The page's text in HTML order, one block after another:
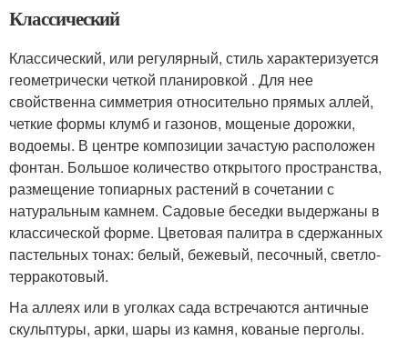
Классический
Классический, или регулярный, стиль характеризуется
геометрически четкой планировкой . Для нее
свойственна симметрия относительно прямых аллей,
четкие формы клумб и газонов, мощеные дорожки,
водоемы. В центре композиции зачастую расположен
фонтан. Большое количество открытого пространства,
размещение топиарных растений в сочетании с
натуральным камнем. Садовые беседки выдержаны в
классической форме. Цветовая палитра в сдержанных
пастельных тонах: белый, бежевый, песочный, светло-
терракотовый.
На аллеях или в уголках сада встречаются античные
скульптуры, арки, шары из камня, кованые перголы.